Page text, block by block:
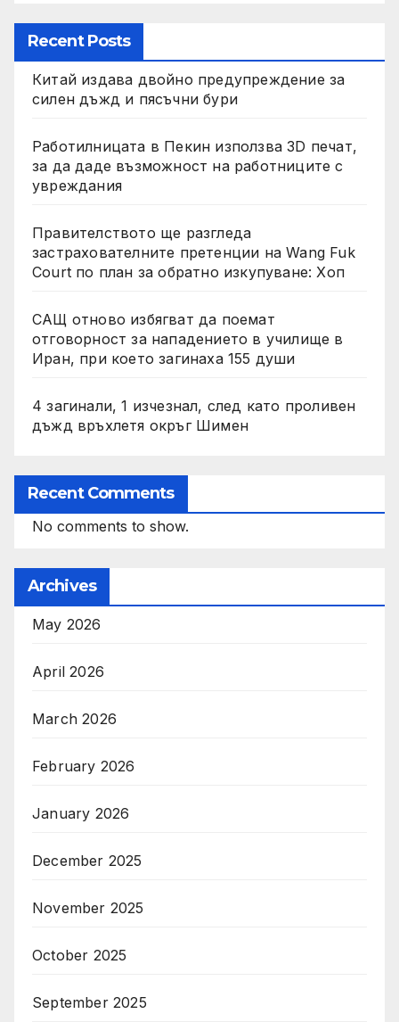
Recent Posts
Китай издава двойно предупреждение за
силен дъжд и пясъчни бури
Работилницата в Пекин използва 3D печат,
за да даде възможност на работниците с
увреждания
Правителството ще разгледа
застрахователните претенции на Wang Fuk
Court по план за обратно изкупуване: Хоп
САЩ отново избягват да поемат
отговорност за нападението в училище в
Иран, при което загинаха 155 души
4 загинали, 1 изчезнал, след като проливен
дъжд връхлетя окръг Шимен
Recent Comments
No comments to show.
Archives
May 2026
April 2026
March 2026
February 2026
January 2026
December 2025
November 2025
October 2025
September 2025